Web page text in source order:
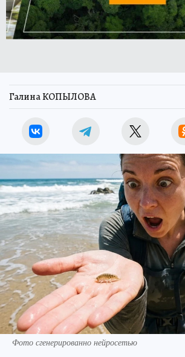
Галина КОПЫЛОВА
Фото сгенерированно нейросетью